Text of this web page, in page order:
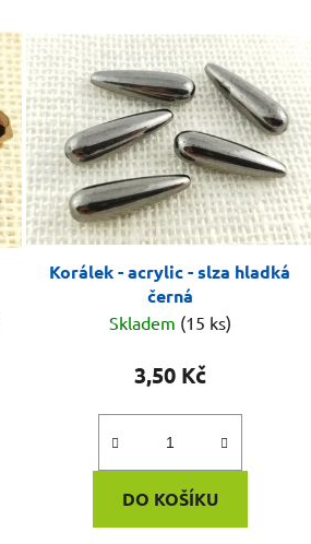
Korálek - acrylic - slza hladká
černá
Skladem (15 ks)
3,50 Kč
DO KOŠÍKU